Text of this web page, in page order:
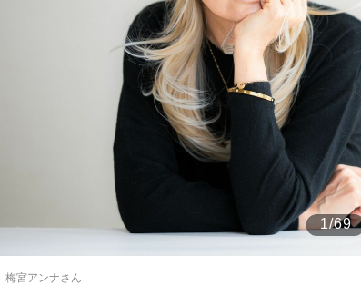
「目標達成できなかったからと言って…」サッカー日本代表・森
1/69
梅宮アンナさん